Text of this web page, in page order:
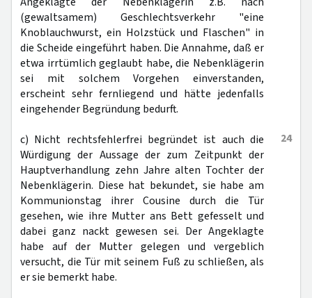
(gewaltsamem) Geschlechtsverkehr "eine
Knoblauchwurst, ein Holzstück und Flaschen" in
die Scheide eingeführt haben. Die Annahme, daß er
etwa irrtümlich geglaubt habe, die Nebenklägerin
sei mit solchem Vorgehen einverstanden,
erscheint sehr fernliegend und hätte jedenfalls
eingehender Begründung bedurft.
24
c) Nicht rechtsfehlerfrei begründet ist auch die
Würdigung der Aussage der zum Zeitpunkt der
Hauptverhandlung zehn Jahre alten Tochter der
Nebenklägerin. Diese hat bekundet, sie habe am
Kommunionstag ihrer Cousine durch die Tür
gesehen, wie ihre Mutter ans Bett gefesselt und
dabei ganz nackt gewesen sei. Der Angeklagte
habe auf der Mutter gelegen und vergeblich
versucht, die Tür mit seinem Fuß zu schließen, als
er sie bemerkt habe.